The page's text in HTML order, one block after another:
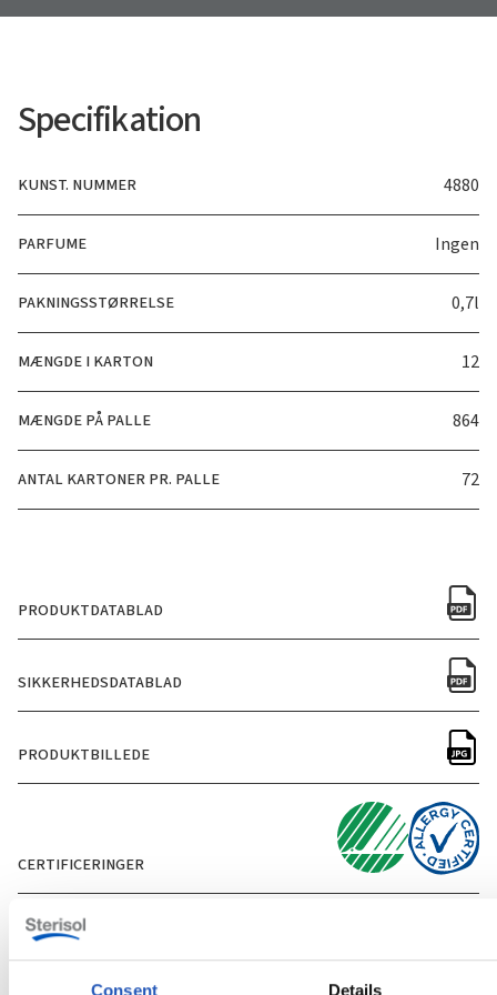
Consent Details
Specifikation
KUNST. NUMMER 4880
PARFUME Ingen
PAKNINGSSTØRRELSE 0,7l
MÆNGDE I KARTON 12
MÆNGDE PÅ PALLE 864
ANTAL KARTONER PR. PALLE 72
PRODUKTDATABLAD
SIKKERHEDSDATABLAD
PRODUKTBILLEDE
CERTIFICERINGER